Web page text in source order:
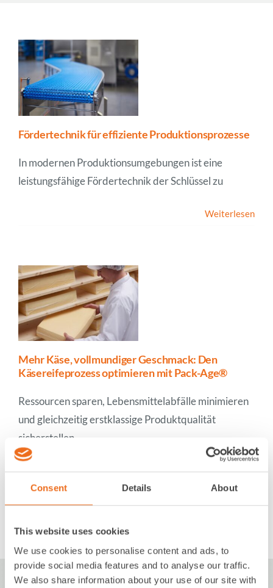
Consent Details About
This website uses cookies
We use cookies to personalise content and ads, to
provide social media features and to analyse our traffic.
We also share information about your use of our site with
News
Fördertechnik für effiziente Produktionsprozesse
In modernen Produktionsumgebungen ist eine
leistungsfähige Fördertechnik der Schlüssel zu
Weiterlesen
Mehr Käse, vollmundiger Geschmack: Den
Käsereifeprozess optimieren mit Pack-Age®
Ressourcen sparen, Lebensmittelabfälle minimieren
und gleichzeitig erstklassige Produktqualität
sicherstellen –
Weiterlesen